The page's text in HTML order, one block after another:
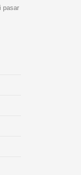
pasar